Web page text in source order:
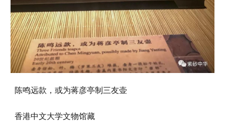
陈鸣远款，或为蒋彦亭制三友壶
香港中文大学文物馆藏